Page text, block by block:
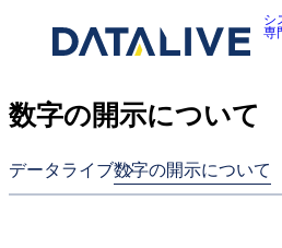
キ
ッ
シ
専
smart3pm
対応メーカー
数字の開示について
データライブ数字の開示について